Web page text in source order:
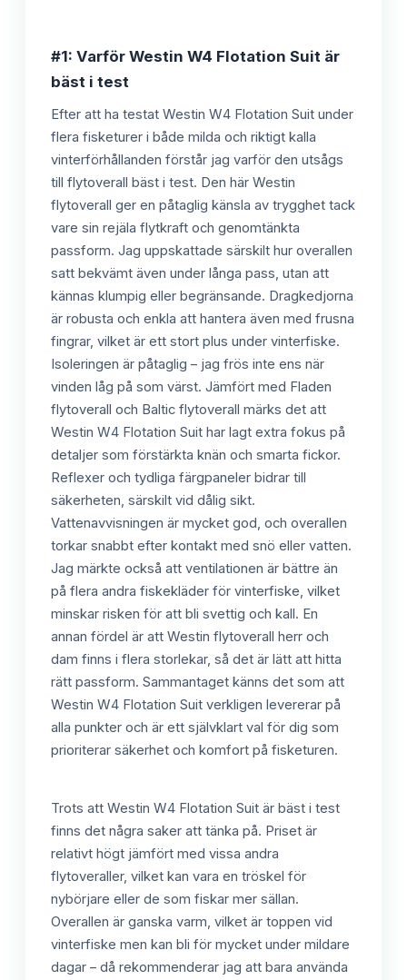
#1: Varför Westin W4 Flotation Suit är
bäst i test
Efter att ha testat Westin W4 Flotation Suit under
flera fisketurer i både milda och riktigt kalla
vinterförhållanden förstår jag varför den utsågs
till flytoverall bäst i test. Den här Westin
flytoverall ger en påtaglig känsla av trygghet tack
vare sin rejäla flytkraft och genomtänkta
passform. Jag uppskattade särskilt hur overallen
satt bekvämt även under långa pass, utan att
kännas klumpig eller begränsande. Dragkedjorna
är robusta och enkla att hantera även med frusna
fingrar, vilket är ett stort plus under vinterfiske.
Isoleringen är påtaglig – jag frös inte ens när
vinden låg på som värst. Jämfört med Fladen
flytoverall och Baltic flytoverall märks det att
Westin W4 Flotation Suit har lagt extra fokus på
detaljer som förstärkta knän och smarta fickor.
Reflexer och tydliga färgpaneler bidrar till
säkerheten, särskilt vid dålig sikt.
Vattenavvisningen är mycket god, och overallen
torkar snabbt efter kontakt med snö eller vatten.
Jag märkte också att ventilationen är bättre än
på flera andra fiskekläder för vinterfiske, vilket
minskar risken för att bli svettig och kall. En
annan fördel är att Westin flytoverall herr och
dam finns i flera storlekar, så det är lätt att hitta
rätt passform. Sammantaget känns det som att
Westin W4 Flotation Suit verkligen levererar på
alla punkter och är ett självklart val för dig som
prioriterar säkerhet och komfort på fisketuren.
Trots att Westin W4 Flotation Suit är bäst i test
finns det några saker att tänka på. Priset är
relativt högt jämfört med vissa andra
flytoveraller, vilket kan vara en tröskel för
nybörjare eller de som fiskar mer sällan.
Overallen är ganska varm, vilket är toppen vid
vinterfiske men kan bli för mycket under mildare
dagar – då rekommenderar jag att bara använda